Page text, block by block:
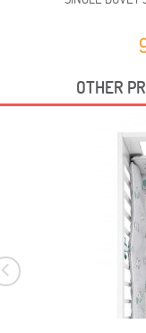
OTHER